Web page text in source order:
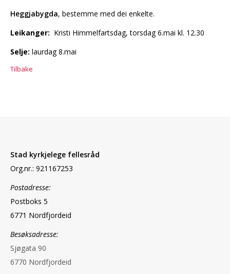
Heggjabygda, bestemme med dei enkelte.
Leikanger: Kristi Himmelfartsdag, torsdag 6.mai kl. 12.30
Selje: laurdag 8.mai
Tilbake
Stad kyrkjelege fellesråd
Org.nr.: 921167253
Postadresse:
Postboks 5
6771 Nordfjordeid
Besøksadresse:
Sjøgata 90
6770 Nordfjordeid